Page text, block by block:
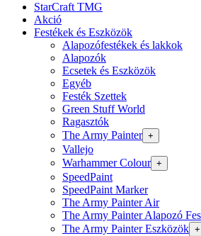
StarCraft TMG
Akció
Festékek és Eszközök
Alapozófestékek és lakkok
Alapozók
Ecsetek és Eszközök
Egyéb
Festék Szettek
Green Stuff World
Ragasztók
The Army Painter +
Vallejo
Warhammer Colour +
SpeedPaint
SpeedPaint Marker
The Army Painter Air
The Army Painter Alapozó
The Army Painter Eszközök +